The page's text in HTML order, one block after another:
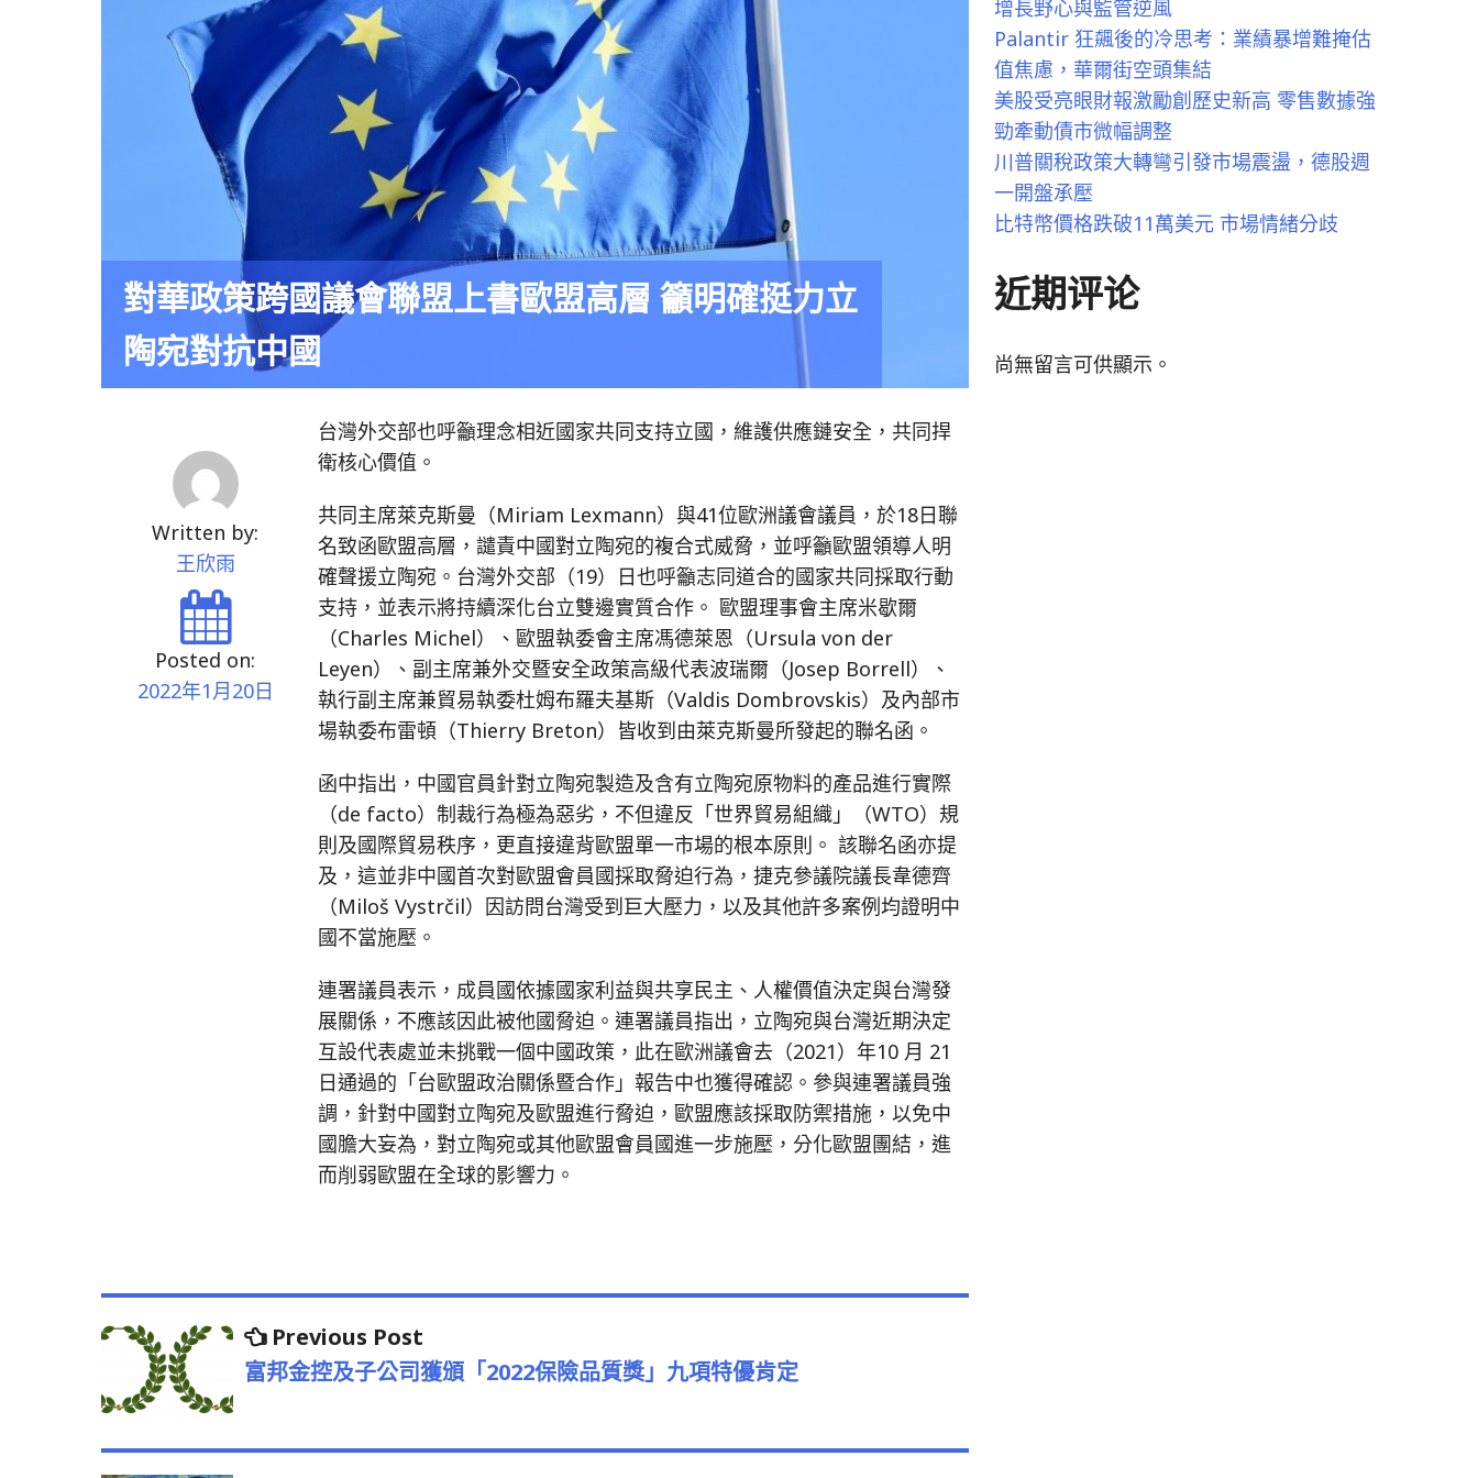
對華政策跨國議會聯盟上書歐盟高層 籲明確挺力立
陶宛對抗中國
Written by:
王欣雨
Posted on:
2022年1月20日
台灣外交部也呼籲理念相近國家共同支持立國，維護供應鏈安全，共同捍
衛核心價值。
共同主席萊克斯曼（Miriam Lexmann）與41位歐洲議會議員，於18日聯
名致函歐盟高層，譴責中國對立陶宛的複合式威脅，並呼籲歐盟領導人明
確聲援立陶宛。台灣外交部（19）日也呼籲志同道合的國家共同採取行動
支持，並表示將持續深化台立雙邊實質合作。 歐盟理事會主席米歇爾
（Charles Michel）、歐盟執委會主席馮德萊恩（Ursula von der
Leyen）、副主席兼外交暨安全政策高級代表波瑞爾（Josep Borrell）、
執行副主席兼貿易執委杜姆布羅夫基斯（Valdis Dombrovskis）及內部市
場執委布雷頓（Thierry Breton）皆收到由萊克斯曼所發起的聯名函。
函中指出，中國官員針對立陶宛製造及含有立陶宛原物料的產品進行實際
（de facto）制裁行為極為惡劣，不但違反「世界貿易組織」（WTO）規
則及國際貿易秩序，更直接違背歐盟單一市場的根本原則。 該聯名函亦提
及，這並非中國首次對歐盟會員國採取脅迫行為，捷克參議院議長韋德齊
（Miloš Vystrčil）因訪問台灣受到巨大壓力，以及其他許多案例均證明中
國不當施壓。
連署議員表示，成員國依據國家利益與共享民主、人權價值決定與台灣發
展關係，不應該因此被他國脅迫。連署議員指出，立陶宛與台灣近期決定
互設代表處並未挑戰一個中國政策，此在歐洲議會去（2021）年10 月 21
日通過的「台歐盟政治關係暨合作」報告中也獲得確認。參與連署議員強
調，針對中國對立陶宛及歐盟進行脅迫，歐盟應該採取防禦措施，以免中
國膽大妄為，對立陶宛或其他歐盟會員國進一步施壓，分化歐盟團結，進
而削弱歐盟在全球的影響力。
文
章
導
Previous Post
post:
富邦金控及子公司獲頒「2022保險品質獎」九項特優肯定
增長野心與監管逆風
Palantir 狂飆後的冷思考：業績暴增難掩估
值焦慮，華爾街空頭集結
美股受亮眼財報激勵創歷史新高 零售數據強
勁牽動債市微幅調整
川普關稅政策大轉彎引發市場震盪，德股週
一開盤承壓
比特幣價格跌破11萬美元 市場情緒分歧
近期评论
尚無留言可供顯示。